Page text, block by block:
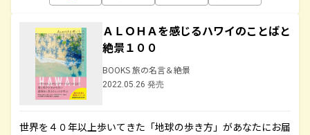
ＡＬＯＨＡを感じるハワイのことばと
絶景１００
BOOKS 旅の名言＆絶景
2022.05.26 発売
世界を４０年以上歩いてきた「地球の歩き方」があなたにお届